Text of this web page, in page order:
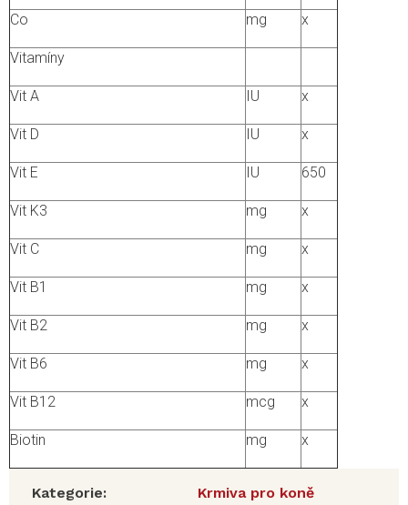
Co mg x
Vitamíny
Vit A IU x
Vit D IU x
Vit E IU 650
Vit K3 mg x
Vit C mg x
Vit B1 mg x
Vit B2 mg x
Vit B6 mg x
Vit B12 mcg x
Biotin mg x
Kategorie: Krmiva pro koně